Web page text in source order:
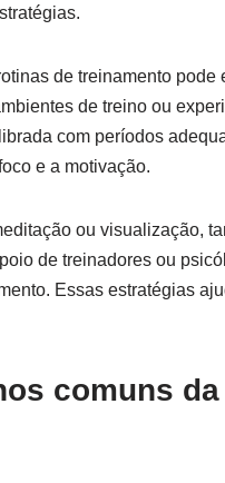
de treinamento
de treino ou
com períodos
e a motivação.
ou visualização,
de treinadores ou
Essas estratégias
comuns